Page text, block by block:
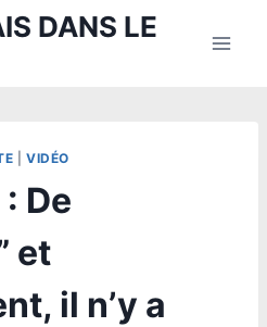
DANS LE
|VIDÉO
De
et
il n’y a